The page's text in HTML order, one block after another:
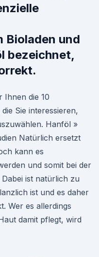
Bioladen und
bezeichnet,
Ihnen die 10
Sie interessieren,
Hanföl »
Natürlich ersetzt
kann es
und somit bei der
ist natürlich zu
ist und es daher
Wer es allerdings
damit pflegt, wird